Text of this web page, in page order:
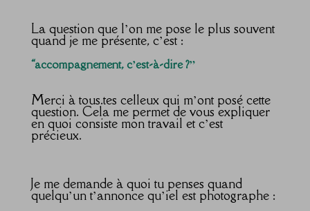
La question que l’on me pose le plus souvent
quand je me présente, c’est :
“accompagnement, c’est-à-dire ?”
Merci à tous.tes celleux qui m’ont posé cette
question. Cela me permet de vous expliquer
en quoi consiste mon travail et c’est
précieux.
Je me demande à quoi tu penses quand
quelqu’un t’annonce qu’iel est photographe :